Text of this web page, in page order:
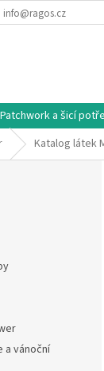
info@ragos.cz
Patchwork a šicí
Katalog látek
a vánoční